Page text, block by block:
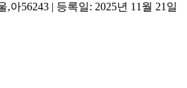
아56243 | 등록일: 2025년 11월 21일